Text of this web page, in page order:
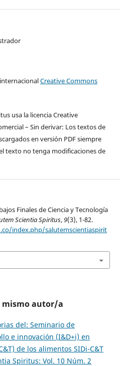
Creative Commons
usa la licencia Creative
– Sin derivar: Los textos de
en versión PDF siempre
texto no tenga modificaciones de
Finales de Ciencia y Tecnología
Scientia Spiritus,9(3), 1-82.
index.php/salutemscientiaspirit
mismo autor/a
del: Seminario de
e innovación (I&D+i) en
de los alimentos SIDi-C&T
Spiritus: Vol. 10 Núm. 2